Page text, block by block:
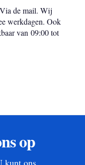
de mail. Wij
werkdagen. Ook
van 09:00 tot
op